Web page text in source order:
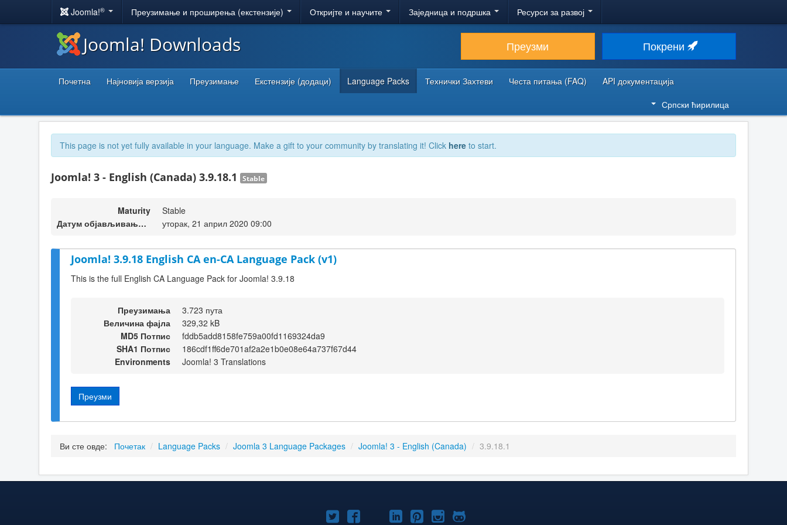
Joomla!® Преузимање и проширења (екстензије) Откријте и научите Заједница и подршка Ресурси за развој
Joomla! Downloads Преузми Покрени
Почетна Најновија верзија Преузимање Екстензије (додаци) Language Packs Технички Захтеви Честа питања (FAQ)
API документација
Српски ћирилица
This page is not yet fully available in your language. Make a gift to your community by translating it! Click here to start.
Joomla! 3 - English (Canada) 3.9.18.1 Stable
Maturity
Stable
Датум објављивања верзије
уторак, 21 април 2020 09:00
Joomla! 3.9.18 English CA en-CA Language Pack (v1)
This is the full English CA Language Pack for Joomla! 3.9.18
Преузимања
3.723 пута
Величина фајла
329,32 kB
MD5 Потпис
fddb5add8158fe759a00fd1169324da9
SHA1 Потпис
186cdf1ff6de701af2a2e1b0e08e64a737f67d44
Environments
Joomla! 3 Translations
Преузми
Ви сте овде: Почетак / Language Packs / Joomla 3 Language Packages / Joomla! 3 - English (Canada) / 3.9.18.1
Joomla!Joomla!Joomla!
Joomla!Joomla!
Joomla!Joomla!